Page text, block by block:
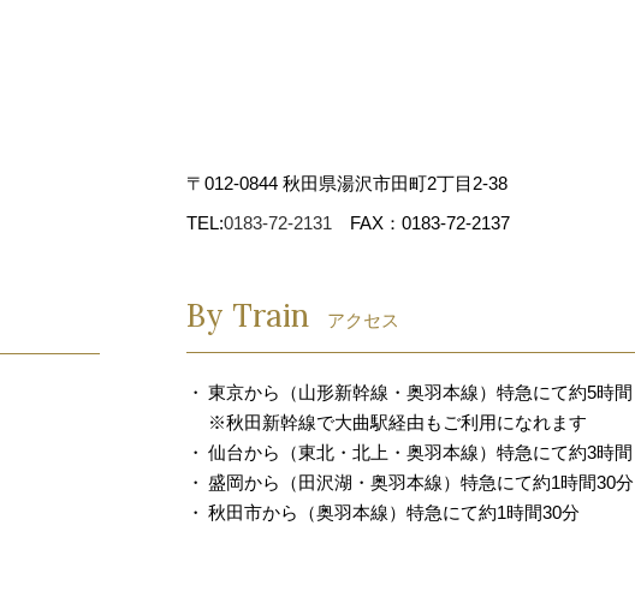
れば、適切に対応いたします。
に、ブラウザとサーバーとの間で送受信した利用履歴や入力内容などを、
ると、クッキーの情報を使って、ページの運営者はお客様ごとに表示を変
ザの設定でクッキーの送受信を許可している場合、ウェブサイトは、ユー
護のため、そのウェブサイトのサーバーが送受信したクッキーのみを送信
〒012-0844 秋田県湯沢市田町2丁目2-38
TEL:0183-72-2131 FAX：0183-72-2137
By Train アクセス
東京から（山形新幹線・奥羽本線）特急にて約5時間
※秋田新幹線で大曲駅経由もご利用になれます
仙台から（東北・北上・奥羽本線）特急にて約3時間
盛岡から（田沢湖・奥羽本線）特急にて約1時間30分
秋田市から（奥羽本線）特急にて約1時間30分